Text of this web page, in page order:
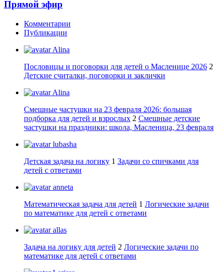
Прямой эфир
Комментарии
Публикации
Alina
Пословицы и поговорки для детей о Масленице 2026 2
Детские считалки, поговорки и заклички
Alina
Смешные частушки на 23 февраля 2026: большая
подборка для детей и взрослых 2 Смешные детские
частушки на праздники: школа, Масленица, 23 февраля
lubasha
Детская задача на логику 1 Задачи со спичками для
детей с ответами
anneta
Математическая задача для детей 1 Логические задачи
по математике для детей с ответами
allas
Задача на логику для детей 2 Логические задачи по
математике для детей с ответами